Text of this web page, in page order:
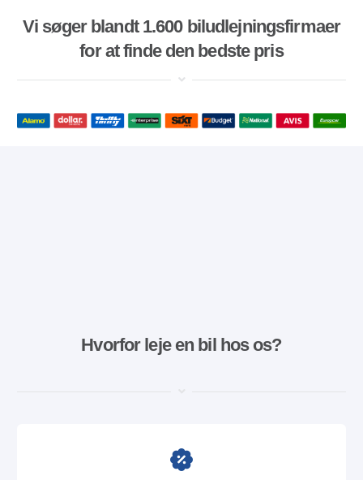
Vi søger blandt 1.600 biludlejningsfirmaer
for at finde den bedste pris
Hvorfor leje en bil hos os?